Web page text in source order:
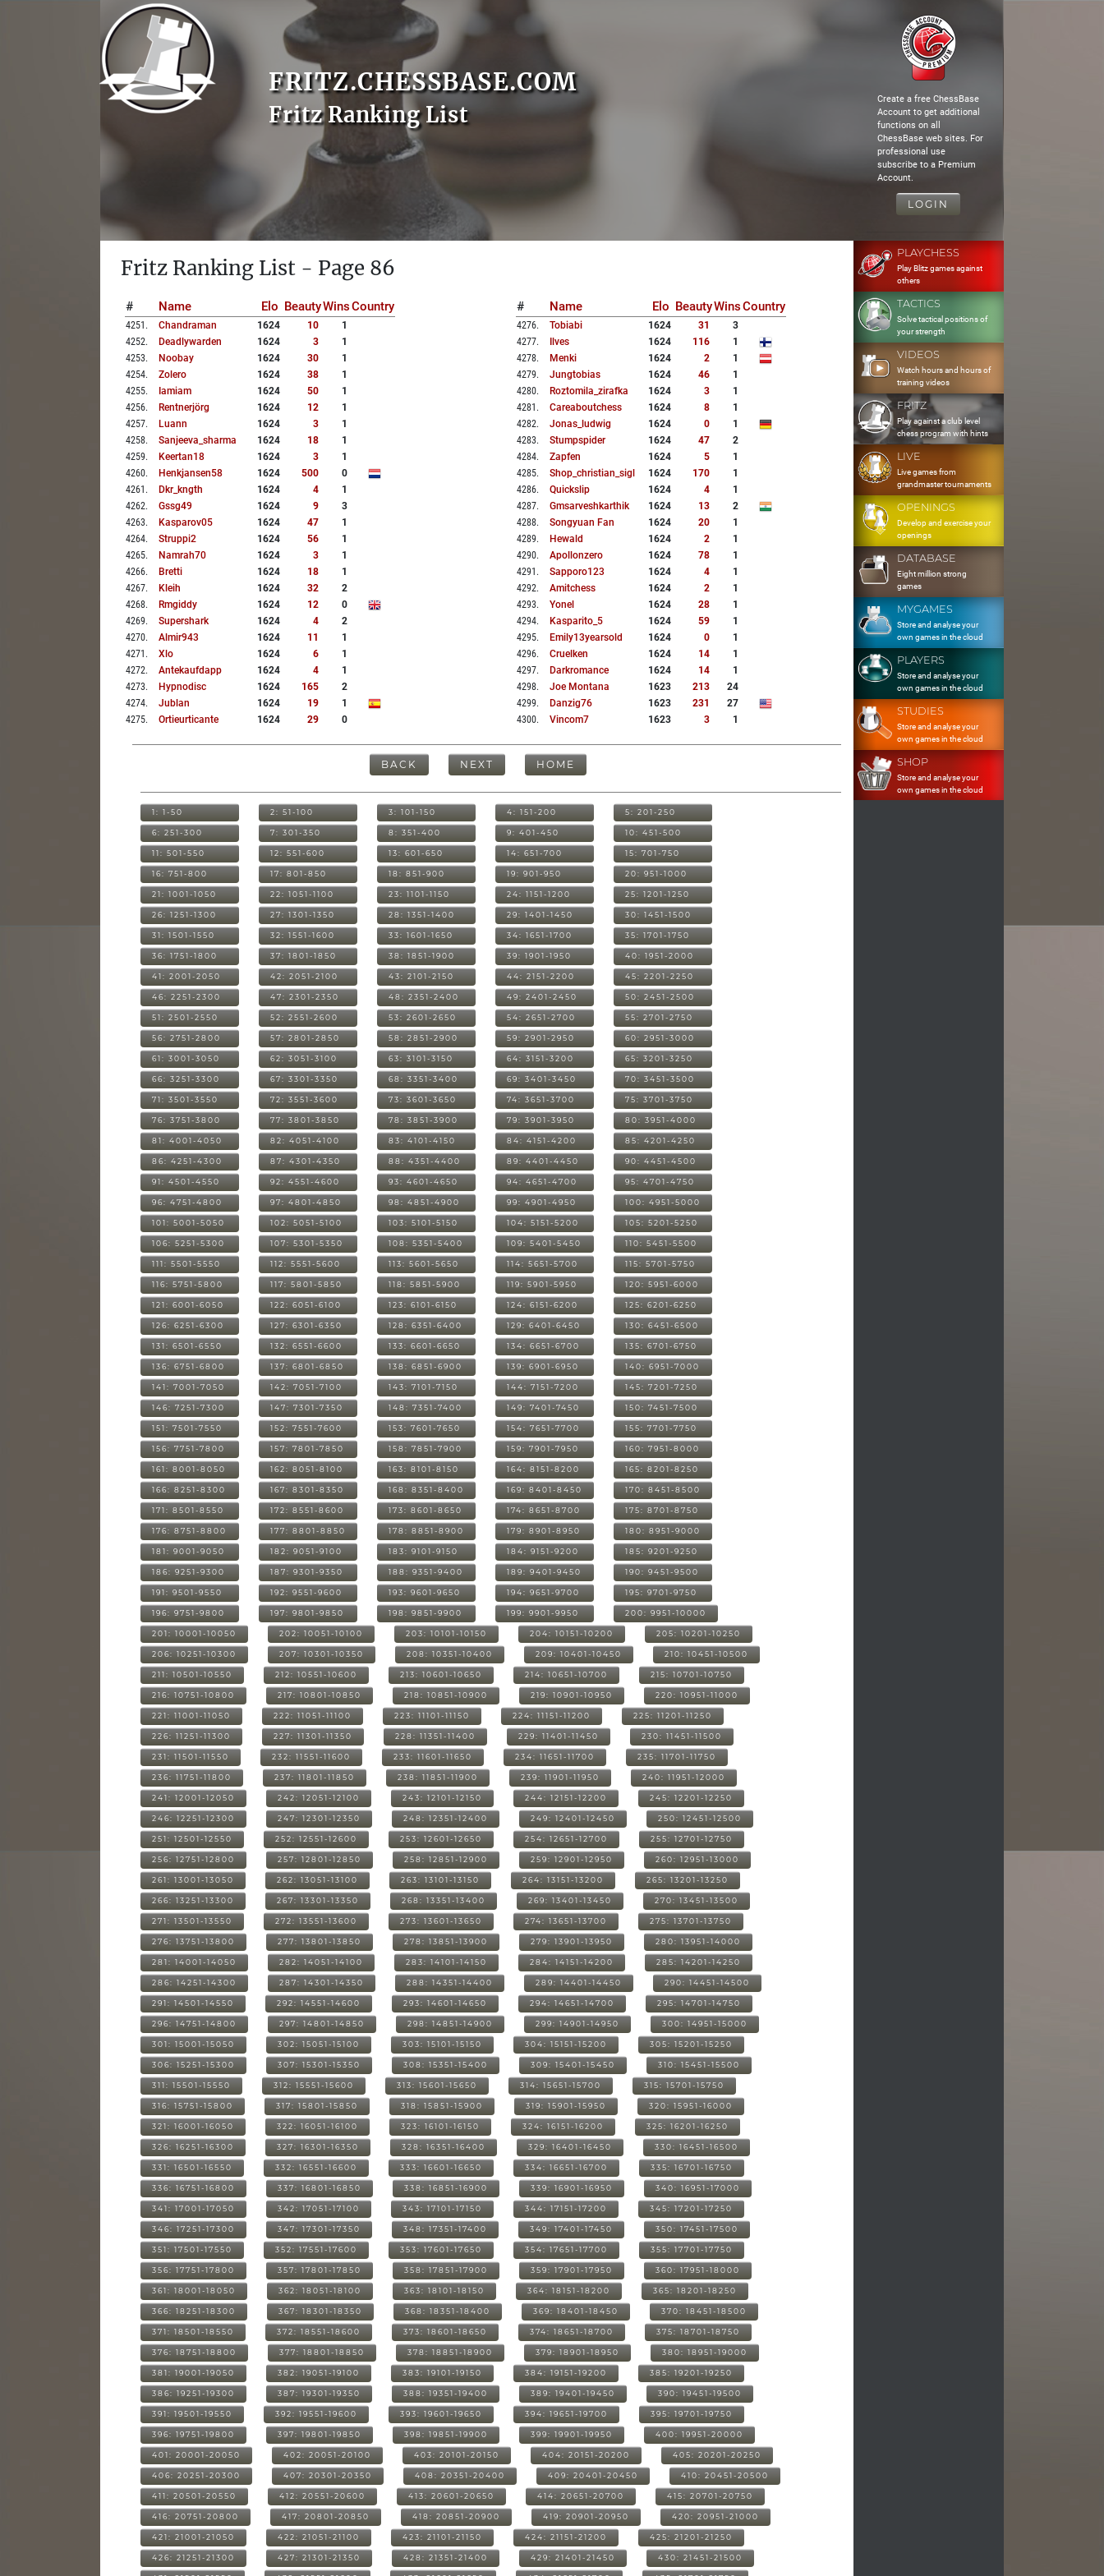
FRITZ.CHESSBASE.COM
Fritz Ranking List
Create a free ChessBase
Account to get additional
functions on all
ChessBase web sites. For
professional use
subscribe to a Premium
Account.
LOGIN
Fritz Ranking List - Page 86
# Name Elo BeautyWinsCountry
4251 . Chandraman 1624 10
1
4252. Deadlywarden 1624 3
1
4253. Noobay 1624 30
1
4254. Zolero 1624 38
1
4255. Iamiam 1624 50
1
4256. Rentnerjörg 1624 12
1
4257. Luann 1624 3
1
4258. Sanjeeva_sharma 1624 18
1
4259. Keertan18 1624 3
1
4260. Henkjansen58 1624 500
0
4261 . Dkr_kngth 1624 4
1
4262. Gssg49 1624 9
3
4263. Kasparov05 1624 47
1
4264. Struppi2 1624 56
1
4265. Namrah70 1624 3
1
4266. Bretti 1624 18
1
4267. Kleih 1624 32
2
4268. Rmgiddy 1624 12
0
4269. Supershark 1624 4
2
4270. Almir943 1624 11
1
4271 . Xlo 1624 6
1
4272. Antekaufdapp 1624 4
1
4273. Hypnodisc 1624 165
2
4274. Jublan 1624 19
1
4275. Ortieurticante 1624 29 0
# Name Elo BeautyWinsCountry
4276. Tobiabi 1624 31
3
4277. Ilves 1624 116
1
4278. Menki 1624 2
1
4279. Jungtobias 1624 46
1
4280. Roztomila_zirafka 1624 3
1
4281 . Careaboutchess 1624 8
1
4282. Jonas_ludwig 1624 0
1
4283. Stumpspider 1624 47
2
4284. Zapfen 1624 5
1
4285. Shop_christian_sigl 1624 170
1
4286. Quickslip 1624 4
1
4287. Gmsarveshkarthik 1624 13
2
4288. Songyuan Fan 1624 20
1
4289. Hewald 1624 2
1
4290. Apollonzero 1624 78
1
4291 . Sapporo123 1624 4
1
4292. Amitchess 1624 2
1
4293. Yonel 1624 28
1
4294. Kasparito_5 1624 59
1
4295. Emily13yearsold 1624 0
1
4296. Cruelken 1624 14
1
4297. Darkromance 1624 14
1
4298. Joe Montana 1623 213
24
4299. Danzig76 1623 231
27
4300. Vincom7 1623 3 1
BACK NEXT HOME
1: 1-50 2: 51-100 3: 101-150 4: 151-200 5: 201-250
6: 251-300 7: 301-350 8: 351-400 9: 401-450 10: 451-500
11: 501-550 12: 551-600 13: 601-650 14: 651-700 15: 701-750
16: 751-800 17: 801-850 18: 851-900 19: 901-950 20: 951-1000
21: 1001-1050 22: 1051-1100 23: 1101-1150 24: 1151-1200 25: 1201-1250
26: 1251-1300 27: 1301-1350 28: 1351-1400 29: 1401-1450 30: 1451-1500
31: 1501-1550 32: 1551-1600 33: 1601-1650 34: 1651-1700 35: 1701-1750
36: 1751-1800 37: 1801-1850 38: 1851-1900 39: 1901-1950 40: 1951-2000
41: 2001-2050 42: 2051-2100 43: 2101-2150 44: 2151-2200 45: 2201-2250
46: 2251-2300 47: 2301-2350 48: 2351-2400 49: 2401-2450 50: 2451-2500
51: 2501-2550 52: 2551-2600 53: 2601-2650 54: 2651-2700 55: 2701-2750
56: 2751-2800 57: 2801-2850 58: 2851-2900 59: 2901-2950 60: 2951-3000
61: 3001-3050 62: 3051-3100 63: 3101-3150 64: 3151-3200 65: 3201-3250
66: 3251-3300 67: 3301-3350 68: 3351-3400 69: 3401-3450 70: 3451-3500
71: 3501-3550 72: 3551-3600 73: 3601-3650 74: 3651-3700 75: 3701-3750
76: 3751-3800 77: 3801-3850 78: 3851-3900 79: 3901-3950 80: 3951-4000
81: 4001-4050 82: 4051-4100 83: 4101-4150 84: 4151-4200 85: 4201-4250
86: 4251-4300 87: 4301-4350 88: 4351-4400 89: 4401-4450 90: 4451-4500
91: 4501-4550 92: 4551-4600 93: 4601-4650 94: 4651-4700 95: 4701-4750
96: 4751-4800 97: 4801-4850 98: 4851-4900 99: 4901-4950 100: 4951-5000
101: 5001-5050 102: 5051-5100 103: 5101-5150 104: 5151-5200 105: 5201-5250
106: 5251-5300 107: 5301-5350 108: 5351-5400 109: 5401-5450 110: 5451-5500
111: 5501-5550 112: 5551-5600 113: 5601-5650 114: 5651-5700 115: 5701-5750
116: 5751-5800 117: 5801-5850 118: 5851-5900 119: 5901-5950 120: 5951-6000
121: 6001-6050 122: 6051-6100 123: 6101-6150 124: 6151-6200 125: 6201-6250
126: 6251-6300 127: 6301-6350 128: 6351-6400 129: 6401-6450 130: 6451-6500
131: 6501-6550 132: 6551-6600 133: 6601-6650 134: 6651-6700 135: 6701-6750
136: 6751-6800 137: 6801-6850 138: 6851-6900 139: 6901-6950 140: 6951-7000
141: 7001-7050 142: 7051-7100 143: 7101-7150 144: 7151-7200 145: 7201-7250
146: 7251-7300 147: 7301-7350 148: 7351-7400 149: 7401-7450 150: 7451-7500
151: 7501-7550 152: 7551-7600 153: 7601-7650 154: 7651-7700 155: 7701-7750
156: 7751-7800 157: 7801-7850 158: 7851-7900 159: 7901-7950 160: 7951-8000
161: 8001-8050 162: 8051-8100 163: 8101-8150 164: 8151-8200 165: 8201-8250
166: 8251-8300 167: 8301-8350 168: 8351-8400 169: 8401-8450 170: 8451-8500
171: 8501-8550 172: 8551-8600 173: 8601-8650 174: 8651-8700 175: 8701-8750
176: 8751-8800 177: 8801-8850 178: 8851-8900 179: 8901-8950 180: 8951-9000
181: 9001-9050 182: 9051-9100 183: 9101-9150 184: 9151-9200 185: 9201-9250
186: 9251-9300 187: 9301-9350 188: 9351-9400 189: 9401-9450 190: 9451-9500
191: 9501-9550 192: 9551-9600 193: 9601-9650 194: 9651-9700 195: 9701-9750
196: 9751-9800 197: 9801-9850 198: 9851-9900 199: 9901-9950 200: 9951-10000
201: 10001-10050 202: 10051-10100 203: 10101-10150 204: 10151-10200 205: 10201-10250
206: 10251-10300 207: 10301-10350 208: 10351-10400 209: 10401-10450 210: 10451-10500
211: 10501-10550 212: 10551-10600 213: 10601-10650 214: 10651-10700 215: 10701-10750
216: 10751-10800 217: 10801-10850 218: 10851-10900 219: 10901-10950 220: 10951-11000
221: 11001-11050 222: 11051-11100 223: 11101-11150 224: 11151-11200 225: 11201-11250
226: 11251-11300 227: 11301-11350 228: 11351-11400 229: 11401-11450 230: 11451-11500
231: 11501-11550 232: 11551-11600 233: 11601-11650 234: 11651-11700 235: 11701-11750
236: 11751-11800 237: 11801-11850 238: 11851-11900 239: 11901-11950 240: 11951-12000
241: 12001-12050 242: 12051-12100 243: 12101-12150 244: 12151-12200 245: 12201-12250
246: 12251-12300 247: 12301-12350 248: 12351-12400 249: 12401-12450 250: 12451-12500
251: 12501-12550 252: 12551-12600 253: 12601-12650 254: 12651-12700 255: 12701-12750
256: 12751-12800 257: 12801-12850 258: 12851-12900 259: 12901-12950 260: 12951-13000
261: 13001-13050 262: 13051-13100 263: 13101-13150 264: 13151-13200 265: 13201-13250
266: 13251-13300 267: 13301-13350 268: 13351-13400 269: 13401-13450 270: 13451-13500
271: 13501-13550 272: 13551-13600 273: 13601-13650 274: 13651-13700 275: 13701-13750
276: 13751-13800 277: 13801-13850 278: 13851-13900 279: 13901-13950 280: 13951-14000
281: 14001-14050 282: 14051-14100 283: 14101-14150 284: 14151-14200 285: 14201-14250
286: 14251-14300 287: 14301-14350 288: 14351-14400 289: 14401-14450 290: 14451-14500
291: 14501-14550 292: 14551-14600 293: 14601-14650 294: 14651-14700 295: 14701-14750
296: 14751-14800 297: 14801-14850 298: 14851-14900 299: 14901-14950 300: 14951-15000
301: 15001-15050 302: 15051-15100 303: 15101-15150 304: 15151-15200 305: 15201-15250
306: 15251-15300 307: 15301-15350 308: 15351-15400 309: 15401-15450 310: 15451-15500
311: 15501-15550 312: 15551-15600 313: 15601-15650 314: 15651-15700 315: 15701-15750
316: 15751-15800 317: 15801-15850 318: 15851-15900 319: 15901-15950 320: 15951-16000
321: 16001-16050 322: 16051-16100 323: 16101-16150 324: 16151-16200 325: 16201-16250
326: 16251-16300 327: 16301-16350 328: 16351-16400 329: 16401-16450 330: 16451-16500
331: 16501-16550 332: 16551-16600 333: 16601-16650 334: 16651-16700 335: 16701-16750
336: 16751-16800 337: 16801-16850 338: 16851-16900 339: 16901-16950 340: 16951-17000
341: 17001-17050 342: 17051-17100 343: 17101-17150 344: 17151-17200 345: 17201-17250
346: 17251-17300 347: 17301-17350 348: 17351-17400 349: 17401-17450 350: 17451-17500
351: 17501-17550 352: 17551-17600 353: 17601-17650 354: 17651-17700 355: 17701-17750
356: 17751-17800 357: 17801-17850 358: 17851-17900 359: 17901-17950 360: 17951-18000
361: 18001-18050 362: 18051-18100 363: 18101-18150 364: 18151-18200 365: 18201-18250
366: 18251-18300 367: 18301-18350 368: 18351-18400 369: 18401-18450 370: 18451-18500
371: 18501-18550 372: 18551-18600 373: 18601-18650 374: 18651-18700 375: 18701-18750
376: 18751-18800 377: 18801-18850 378: 18851-18900 379: 18901-18950 380: 18951-19000
381: 19001-19050 382: 19051-19100 383: 19101-19150 384: 19151-19200 385: 19201-19250
386: 19251-19300 387: 19301-19350 388: 19351-19400 389: 19401-19450 390: 19451-19500
391: 19501-19550 392: 19551-19600 393: 19601-19650 394: 19651-19700 395: 19701-19750
396: 19751-19800 397: 19801-19850 398: 19851-19900 399: 19901-19950 400: 19951-20000
401: 20001-20050 402: 20051-20100 403: 20101-20150 404: 20151-20200 405: 20201-20250
406: 20251-20300 407: 20301-20350 408: 20351-20400 409: 20401-20450 410: 20451-20500
411: 20501-20550 412: 20551-20600 413: 20601-20650 414: 20651-20700 415: 20701-20750
416: 20751-20800 417: 20801-20850 418: 20851-20900 419: 20901-20950 420: 20951-21000
421: 21001-21050 422: 21051-21100 423: 21101-21150 424: 21151-21200 425: 21201-21250
426: 21251-21300 427: 21301-21350 428: 21351-21400 429: 21401-21450 430: 21451-21500
PLAYCHESS
Play Blitz games against
others
TACTICS
Solve tactical positions of
your strength
VIDEOS
Watch hours and hours of
training videos
FRITZ
Play against a club level
chess program with hints
LIVE
Live games from
grandmaster tournaments
OPENINGS
Develop and exercise your
openings
DATABASE
Eight million strong
games
MYGAMES
Store and analyse your
own games in the cloud
PLAYERS
Store and analyse your
own games in the cloud
STUDIES
Store and analyse your
own games in the cloud
SHOP
Store and analyse your
own games in the cloud